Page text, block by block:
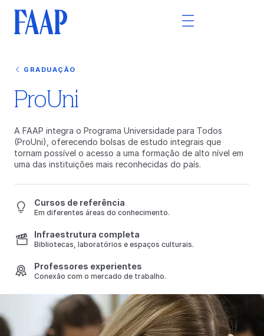
GRADUAÇÃO
ProUni
A FAAP integra o Programa Universidade para Todos
(ProUni), oferecendo bolsas de estudo integrais que
tornam possível o acesso a uma formação de alto nível em
uma das instituições mais reconhecidas do país.
Cursos de referência
Em diferentes áreas do conhecimento.
Infraestrutura completa
Bibliotecas, laboratórios e espaços culturais.
Professores experientes
Conexão com o mercado de trabalho.